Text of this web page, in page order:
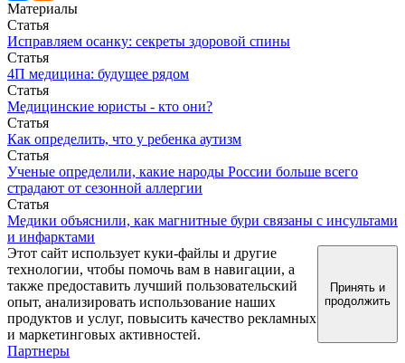
Материалы
Статья
Исправляем осанку: секреты здоровой спины
Статья
4П медицина: будущее рядом
Статья
Медицинские юристы - кто они?
Статья
Как определить, что у ребенка аутизм
Статья
Ученые определили, какие народы России больше всего
страдают от сезонной аллергии
Статья
Медики объяснили, как магнитные бури связаны с инсультами
и инфарктами
Этот сайт использует куки-файлы и другие
технологии, чтобы помочь вам в навигации, а
также предоставить лучший пользовательский
опыт, анализировать использование наших
продуктов и услуг, повысить качество рекламных
и маркетинговых активностей.
Принять и
продолжить
Партнеры